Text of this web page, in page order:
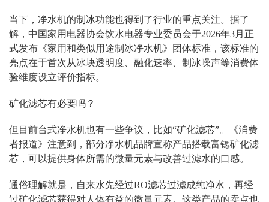
当下，净水机的制冰功能也得到了行业的重点关注。据了
解，中国家用电器协会饮水电器专业委员会于2026年3月正
式发布《家用和类似用途制冰净水机》团体标准，该标准的
亮点在于首次从冰块透明度、融化速率、制冰噪声等消费体
验维度设立评价指标。
矿化滤芯有必要吗？
但目前台式净水机也有一些争议，比如“矿化滤芯”。《消费
者报道》注意到，部分净水机品牌宣称产品搭载富锶矿化滤
芯，可以提供身体所需的微量元素与改善过滤水的口感。
通俗理解就是，自来水先经过RO滤芯过滤成纯净水，再经
过矿化滤芯获得对人体有益的微量元素。这类产品的卖点也